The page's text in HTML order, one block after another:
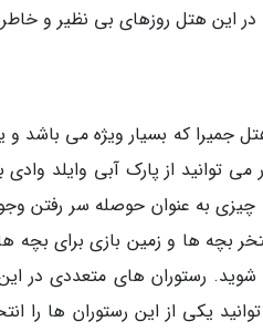
این هتل روزهای بی نظیر و
5 ستاره دبی هتل جمیرا که بسیار
توانید از پارک آبی وایلد
چیزی به عنوان حوصله سر رفتن
بچه ها و زمین بازی برای
رستوران های متعددی در
یکی از این رستوران ها را